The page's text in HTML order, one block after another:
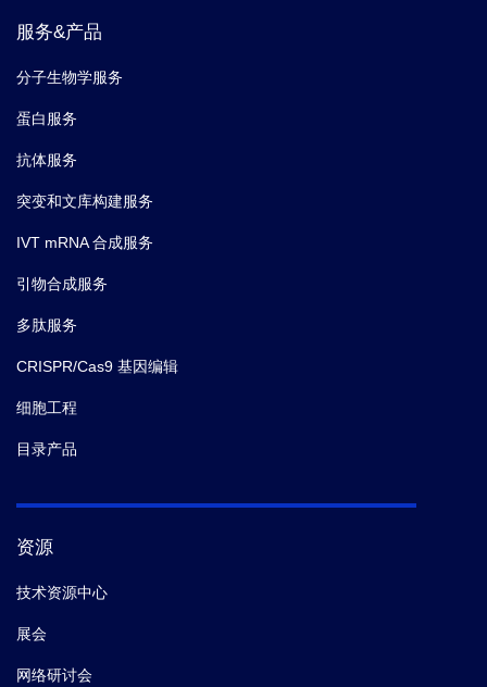
服务&产品
分子生物学服务
蛋白服务
抗体服务
突变和文库构建服务
IVT mRNA 合成服务
引物合成服务
多肽服务
CRISPR/Cas9 基因编辑
细胞工程
目录产品
资源
技术资源中心
展会
网络研讨会